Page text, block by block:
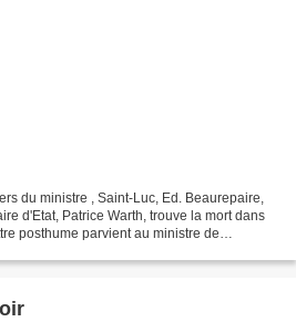
du ministre , Saint-Luc, Ed. Beaurepaire,
d'Etat, Patrice Warth, trouve la mort dans
posthume parvient au ministre de